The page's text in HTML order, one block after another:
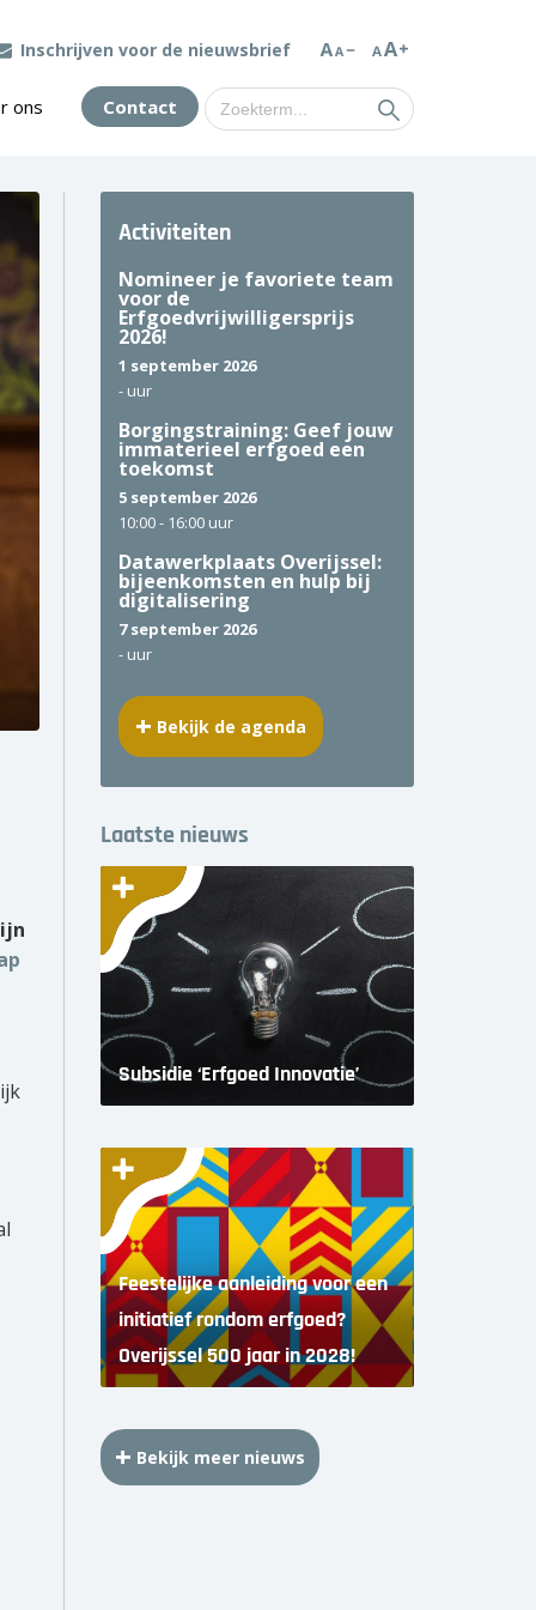
Inschrijven voor de nieuwsbrief
ons Contact
Zoek
naar:
Activiteiten
Nomineer je favoriete team
voor de
Erfgoedvrijwilligersprijs
2026!
1 september 2026
- uur
Borgingstraining: Geef jouw
immaterieel erfgoed een
toekomst
5 september 2026
10:00 - 16:00 uur
Datawerkplaats Overijssel:
bijeenkomsten en hulp bij
digitalisering
7 september 2026
- uur
Bekijk de agenda
Laatste nieuws
Subsidie ‘Erfgoed Innovatie’
Feestelijke aanleiding voor een
initiatief rondom erfgoed?
Overijssel 500 jaar in 2028!
Bekijk meer nieuws